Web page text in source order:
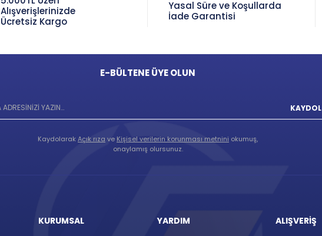
Alışverişlerinizde
Ücretsiz Kargo
Yasal Süre ve Koşullarda
İade Garantisi
E-BÜLTENE ÜYE OLUN
KAYDOL
KaydolarakAçık rıza ve Kişisel verilerin korunması metnini okumuş,
onaylamış olursunuz.
KURUMSAL YARDIM ALIŞVERİŞ